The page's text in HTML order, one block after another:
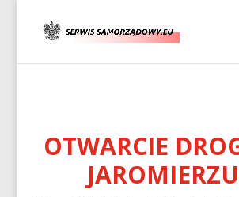
OTWARCIE
JAROMIERZU